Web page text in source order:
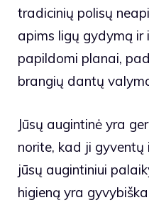
tradicinių polisų
apims ligų gydymą ir
papildomi planai,
brangių dantų
Jūsų augintinė yra
norite, kad ji
jūsų augintiniui
higieną yra